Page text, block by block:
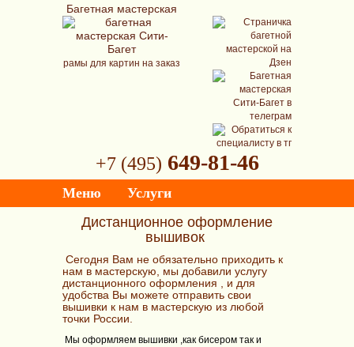
Багетная мастерская
рамы для картин на заказ
+7 (495) 649-81-46
Меню
Услуги
Дистанционное оформление
вышивок
Сегодня Вам не обязательно приходить к
нам в мастерскую, мы добавили услугу
дистанционного оформления , и для
удобства Вы можете отправить свои
вышивки к нам в мастерскую из любой
точки России.
Мы оформляем вышивки ,как бисером так и